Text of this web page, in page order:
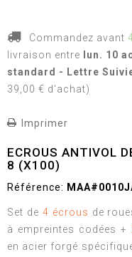
Commandez avant
livraison entre lun. 10
standard - Lettre
39,00 € d'achat)
Imprimer
ECROUS ANTIVOL
8 (X100)
Référence:
Set de 4 écrous de
à empreintes codées +
en acier forgé